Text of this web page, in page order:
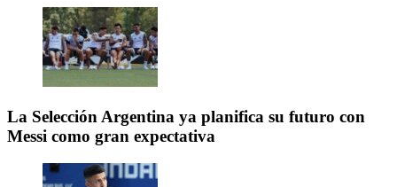
La Selección Argentina ya planifica su futuro con
Messi como gran expectativa